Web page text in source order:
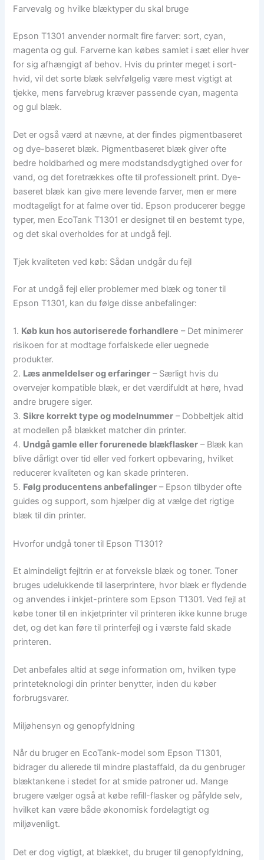
Farvevalg og hvilke blæktyper du skal bruge
Epson T1301 anvender normalt fire farver: sort, cyan,
magenta og gul. Farverne kan købes samlet i sæt eller hver
for sig afhængigt af behov. Hvis du printer meget i sort-
hvid, vil det sorte blæk selvfølgelig være mest vigtigt at
tjekke, mens farvebrug kræver passende cyan, magenta
og gul blæk.
Det er også værd at nævne, at der findes pigmentbaseret
og dye-baseret blæk. Pigmentbaseret blæk giver ofte
bedre holdbarhed og mere modstandsdygtighed over for
vand, og det foretrækkes ofte til professionelt print. Dye-
baseret blæk kan give mere levende farver, men er mere
modtageligt for at falme over tid. Epson producerer begge
typer, men EcoTank T1301 er designet til en bestemt type,
og det skal overholdes for at undgå fejl.
Tjek kvaliteten ved køb: Sådan undgår du fejl
For at undgå fejl eller problemer med blæk og toner til
Epson T1301, kan du følge disse anbefalinger:
1. Køb kun hos autoriserede forhandlere – Det minimerer
risikoen for at modtage forfalskede eller uegnede
produkter.
2. Læs anmeldelser og erfaringer – Særligt hvis du
overvejer kompatible blæk, er det værdifuldt at høre, hvad
andre brugere siger.
3.Sikre korrekt type og modelnummer – Dobbeltjek altid
at modellen på blækket matcher din printer.
4. Undgå gamle eller forurenede blækflasker – Blæk kan
blive dårligt over tid eller ved forkert opbevaring, hvilket
reducerer kvaliteten og kan skade printeren.
5. Følg producentens anbefalinger – Epson tilbyder ofte
guides og support, som hjælper dig at vælge det rigtige
blæk til din printer.
Hvorfor undgå toner til Epson T1301?
Et almindeligt fejltrin er at forveksle blæk og toner. Toner
bruges udelukkende til laserprintere, hvor blæk er flydende
og anvendes i inkjet-printere som Epson T1301. Ved fejl at
købe toner til en inkjetprinter vil printeren ikke kunne bruge
det, og det kan føre til printerfejl og i værste fald skade
printeren.
Det anbefales altid at søge information om, hvilken type
printeteknologi din printer benytter, inden du køber
forbrugsvarer.
Miljøhensyn og genopfyldning
Når du bruger en EcoTank-model som Epson T1301,
bidrager du allerede til mindre plastaffald, da du genbruger
blæktankene i stedet for at smide patroner ud. Mange
brugere vælger også at købe refill-flasker og påfylde selv,
hvilket kan være både økonomisk fordelagtigt og
miljøvenligt.
Det er dog vigtigt, at blækket, du bruger til genopfyldning,